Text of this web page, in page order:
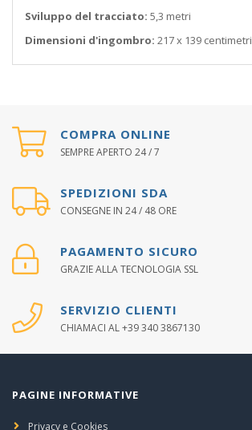
Sviluppo del tracciato: 5,3 metri
Dimensioni d'ingombro: 217 x 139 centimetri
COMPRA ONLINE
SEMPRE APERTO 24 / 7
SPEDIZIONI SDA
CONSEGNE IN 24 / 48 ORE
PAGAMENTO SICURO
GRAZIE ALLA TECNOLOGIA SSL
SERVIZIO CLIENTI
CHIAMACI AL +39 340 3867130
PAGINE INFORMATIVE
Privacy e Cookies